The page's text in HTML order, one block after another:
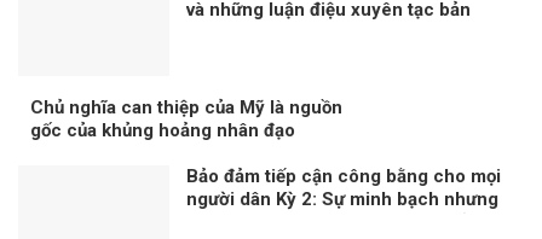
và những luận điệu xuyên tạc bản
Chủ nghĩa can thiệp của Mỹ là nguồn
gốc của khủng hoảng nhân đạo
Bảo đảm tiếp cận công bằng cho mọi
người dân Kỳ 2: Sự minh bạch nhưng